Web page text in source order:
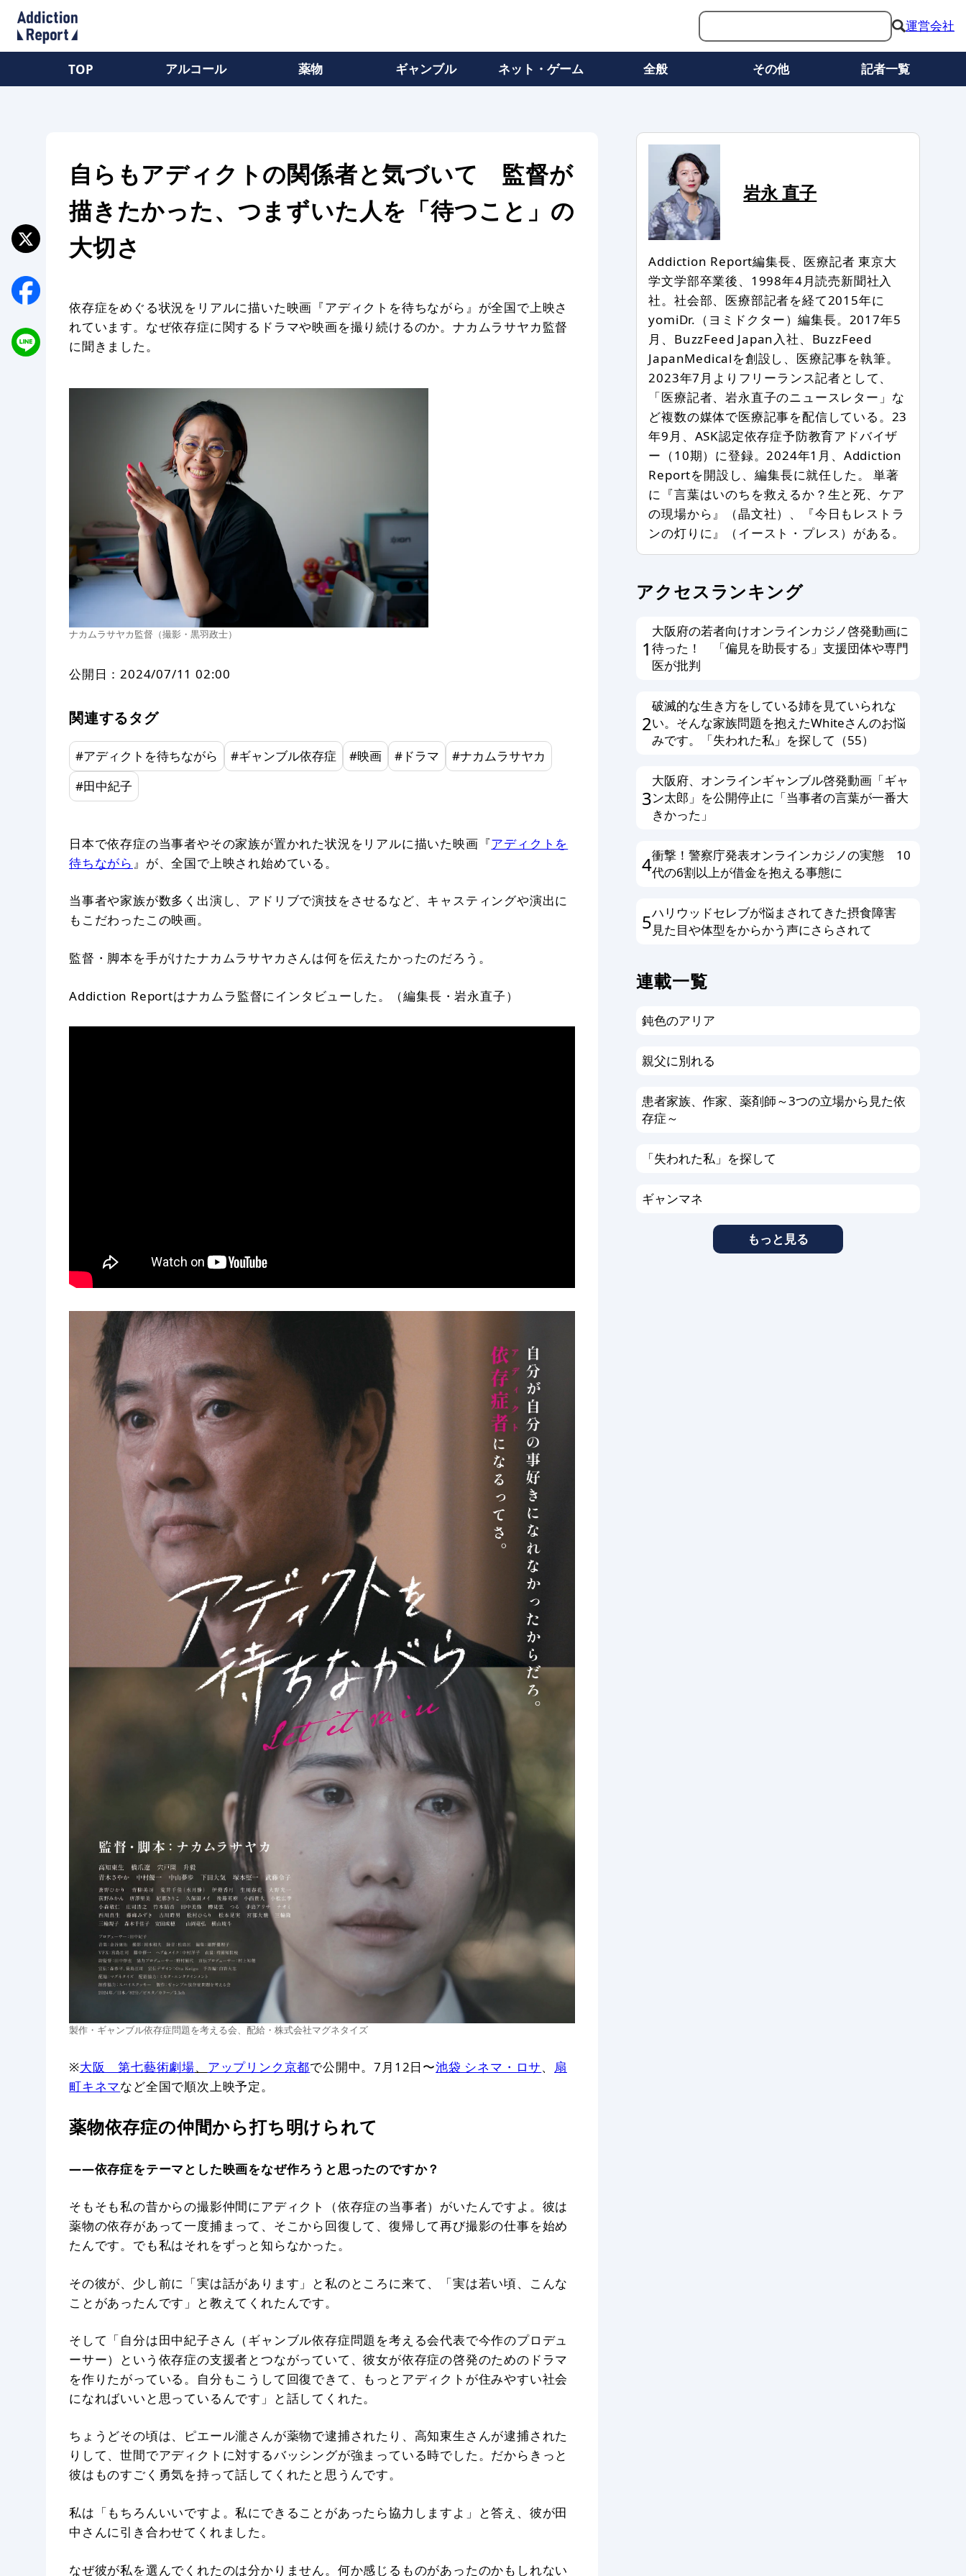
運営会社
TOP アルコール 薬物 ギャンブル ネット・ゲーム 全般 その他 記者一覧
自らもアディクトの関係者と気づいて 監督が
描きたかった、つまずいた人を「待つこと」の
大切さ
依存症をめぐる状況をリアルに描いた映画『アディクトを待ちながら』が全国で上映さ
れています。なぜ依存症に関するドラマや映画を撮り続けるのか。ナカムラサヤカ監督
に聞きました。
ナカムラサヤカ監督（撮影・黒羽政士）
公開日：2024/07/11 02:00
関連するタグ
#アディクトを待ちながら #ギャンブル依存症 #映画 # ドラマ #ナカムラサヤカ
#田中紀子
日本で依存症の当事者やその家族が置かれた状況をリアルに描いた映画『アディクトを
待ちながら 』が、全国で上映され始めている。
当事者や家族が数多く出演し、アドリブで演技をさせるなど、キャスティングや演出に
もこだわったこの映画。
監督・脚本を手がけたナカムラサヤカさんは何を伝えたかったのだろう。
Addiction Reportはナカムラ監督にインタビューした。（編集長・岩永直子）
製作・ギャンブル依存症問題を考える会、配給・株式会社マグネタイズ
※大阪第七藝術劇場、 アップリンク京都で公開中。7月12日〜池袋 シネマ・ロサ、 扇
町キネマなど全国で順次上映予定。
薬物依存症の仲間から打ち明けられて
——依存症をテーマとした映画をなぜ作ろうと思ったのですか？
そもそも私の昔からの撮影仲間にアディクト（依存症の当事者）がいたんですよ。彼は
薬物の依存があって一度捕まって、そこから回復して、復帰して再び撮影の仕事を始め
たんです。でも私はそれをずっと知らなかった。
その彼が、少し前に「実は話があります」と私のところに来て、「実は若い頃、こんな
ことがあったんです」と教えてくれたんです。
そして「自分は田中紀子さん（ギャンブル依存症問題を考える会代表で今作のプロデュ
ーサー）という依存症の支援者とつながっていて、彼女が依存症の啓発のためのドラマ
を作りたがっている。自分もこうして回復できて、もっとアディクトが住みやすい社会
になればいいと思っているんです」と話してくれた。
ちょうどその頃は、ピエール瀧さんが薬物で逮捕されたり、高知東生さんが逮捕された
りして、世間でアディクトに対するバッシングが強まっている時でした。だからきっと
彼はものすごく勇気を持って話してくれたと思うんです。
私は「もちろんいいですよ。私にできることがあったら協力しますよ」と答え、彼が田
中さんに引き合わせてくれました。
なぜ彼が私を選んでくれたのは分かりません。何か感じるものがあったのかもしれない
岩永 直子
Addiction Report編集長、医療記者 東京大
学文学部卒業後、1998年4月読売新聞社入
社。社会部、医療部記者を経て2015年に
yomiDr.（ヨミドクター）編集長。2017年5
月、BuzzFeed Japan入社、BuzzFeed
JapanMedicalを創設し、医療記事を執筆。
2023年7月よりフリーランス記者として、
「医療記者、岩永直子のニュースレター」な
ど複数の媒体で医療記事を配信している。23
年9月、ASK認定依存症予防教育アドバイザ
ー（10期）に登録。2024年1月、Addiction
Reportを開設し、編集長に就任した。 単著
に『言葉はいのちを救えるか？生と死、ケア
の現場から』（晶文社）、『今日もレストラ
ンの灯りに』（イースト・プレス）がある。
アクセスランキング
1
大阪府の若者向けオンラインカジノ啓発動画に
待った！ 「偏見を助長する」支援団体や専門
医が批判
2
破滅的な生き方をしている姉を見ていられな
い。そんな家族問題を抱えたWhiteさんのお悩
みです。「失われた私」を探して（55）
3
大阪府、オンラインギャンブル啓発動画「ギャ
ン太郎」を公開停止に「当事者の言葉が一番大
きかった」
4衝撃！警察庁発表オンラインカジノの実態 10
代の6割以上が借金を抱える事態に
5ハリウッドセレブが悩まされてきた摂食障害
見た目や体型をからかう声にさらされて
連載一覧
鈍色のアリア
親父に別れる
患者家族、作家、薬剤師～3つの立場から見た依
存症～
「失われた私」を探して
ギャンマネ
もっと見る